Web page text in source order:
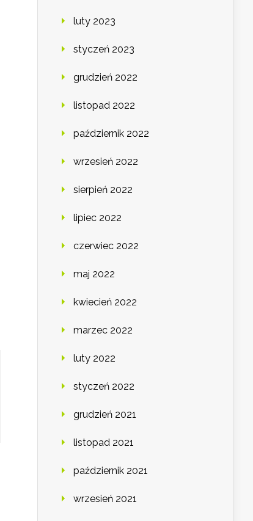
luty 2023
styczeń 2023
grudzień 2022
listopad 2022
październik 2022
wrzesień 2022
sierpień 2022
lipiec 2022
czerwiec 2022
maj 2022
kwiecień 2022
marzec 2022
luty 2022
styczeń 2022
grudzień 2021
listopad 2021
październik 2021
wrzesień 2021